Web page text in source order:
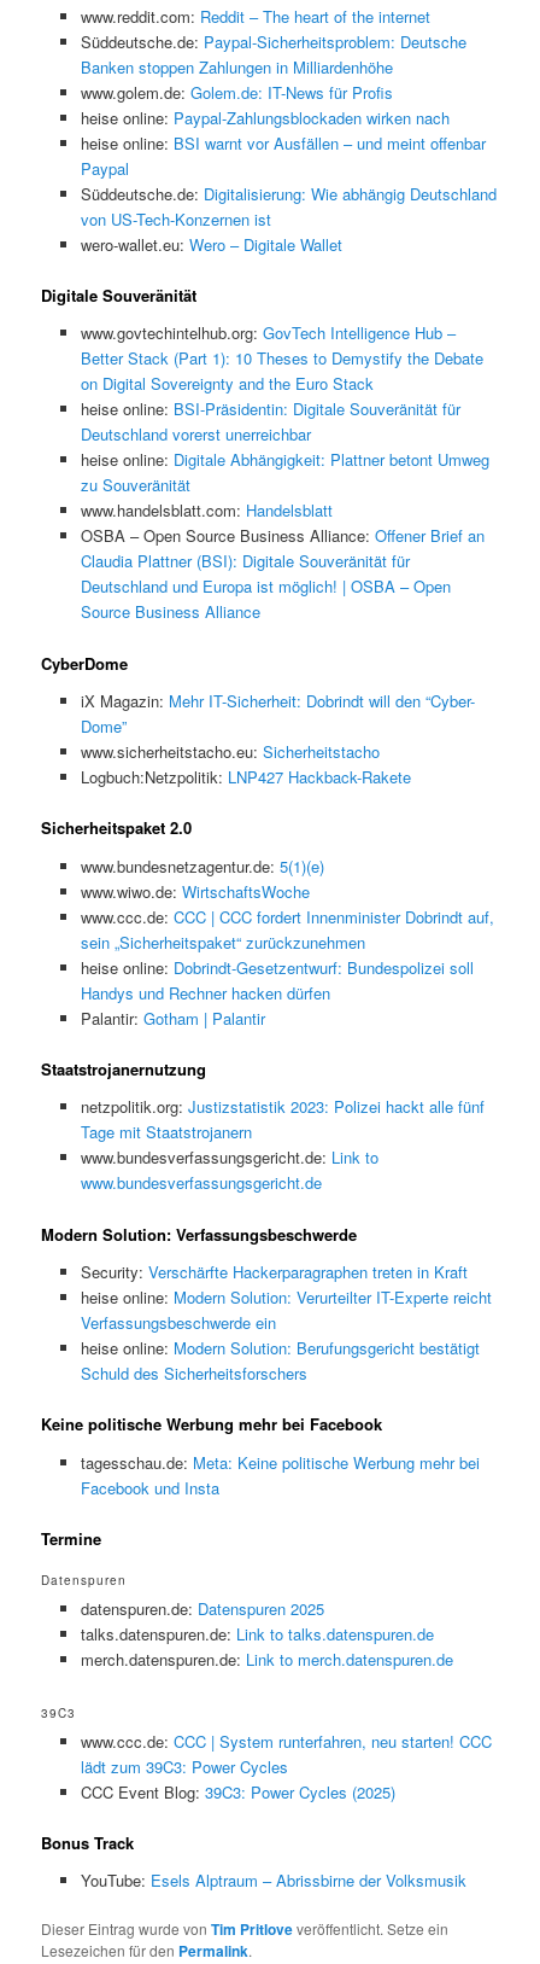
www.reddit.com: Reddit – The heart of the internet
Süddeutsche.de: Paypal-Sicherheitsproblem: Deutsche
Banken stoppen Zahlungen in Milliardenhöhe
www.golem.de: Golem.de: IT-News für Profis
heise online: Paypal-Zahlungsblockaden wirken nach
heise online: BSI warnt vor Ausfällen – und meint offenbar
Paypal
Süddeutsche.de: Digitalisierung: Wie abhängig Deutschland
von US-Tech-Konzernen ist
wero-wallet.eu: Wero – Digitale Wallet
Digitale Souveränität
www.govtechintelhub.org: GovTech Intelligence Hub –
Better Stack (Part 1): 10 Theses to Demystify the Debate
on Digital Sovereignty and the Euro Stack
heise online: BSI-Präsidentin: Digitale Souveränität für
Deutschland vorerst unerreichbar
heise online: Digitale Abhängigkeit: Plattner betont Umweg
zu Souveränität
www.handelsblatt.com: Handelsblatt
OSBA – Open Source Business Alliance: Offener Brief an
Claudia Plattner (BSI): Digitale Souveränität für
Deutschland und Europa ist möglich! | OSBA – Open
Source Business Alliance
CyberDome
iX Magazin: Mehr IT-Sicherheit: Dobrindt will den “Cyber-
Dome”
www.sicherheitstacho.eu: Sicherheitstacho
Logbuch:Netzpolitik: LNP427 Hackback-Rakete
Sicherheitspaket 2.0
www.bundesnetzagentur.de: 5(1)(e)
www.wiwo.de: WirtschaftsWoche
www.ccc.de: CCC | CCC fordert Innenminister Dobrindt auf,
sein „Sicherheitspaket“ zurückzunehmen
heise online: Dobrindt-Gesetzentwurf: Bundespolizei soll
Handys und Rechner hacken dürfen
Palantir: Gotham | Palantir
Staatstrojanernutzung
netzpolitik.org: Justizstatistik 2023: Polizei hackt alle fünf
Tage mit Staatstrojanern
www.bundesverfassungsgericht.de: Link to
www.bundesverfassungsgericht.de
Modern Solution: Verfassungsbeschwerde
Security: Verschärfte Hackerparagraphen treten in Kraft
heise online: Modern Solution: Verurteilter IT-Experte reicht
Verfassungsbeschwerde ein
heise online: Modern Solution: Berufungsgericht bestätigt
Schuld des Sicherheitsforschers
Keine politische Werbung mehr bei Facebook
tagesschau.de: Meta: Keine politische Werbung mehr bei
Facebook und Insta
Termine
Datenspuren
datenspuren.de: Datenspuren 2025
talks.datenspuren.de: Link to talks.datenspuren.de
merch.datenspuren.de: Link to merch.datenspuren.de
39C3
www.ccc.de: CCC | System runterfahren, neu starten! CCC
lädt zum 39C3: Power Cycles
CCC Event Blog: 39C3: Power Cycles (2025)
Bonus Track
YouTube: Esels Alptraum – Abrissbirne der Volksmusik
Dieser Eintrag wurde vonTim Pritloveveröffentlicht. Setze ein
Lesezeichen für den Permalink.